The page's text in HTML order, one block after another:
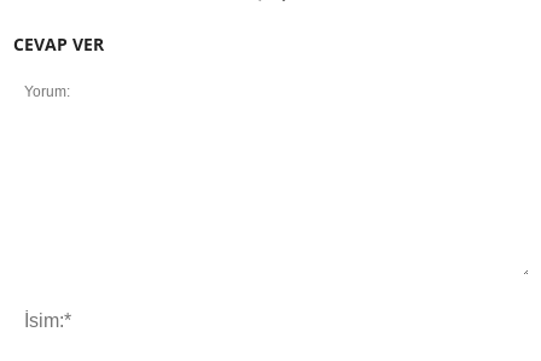
CEVAP VER